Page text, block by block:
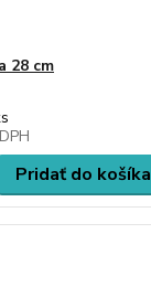
28 cm
Pridať do košíka